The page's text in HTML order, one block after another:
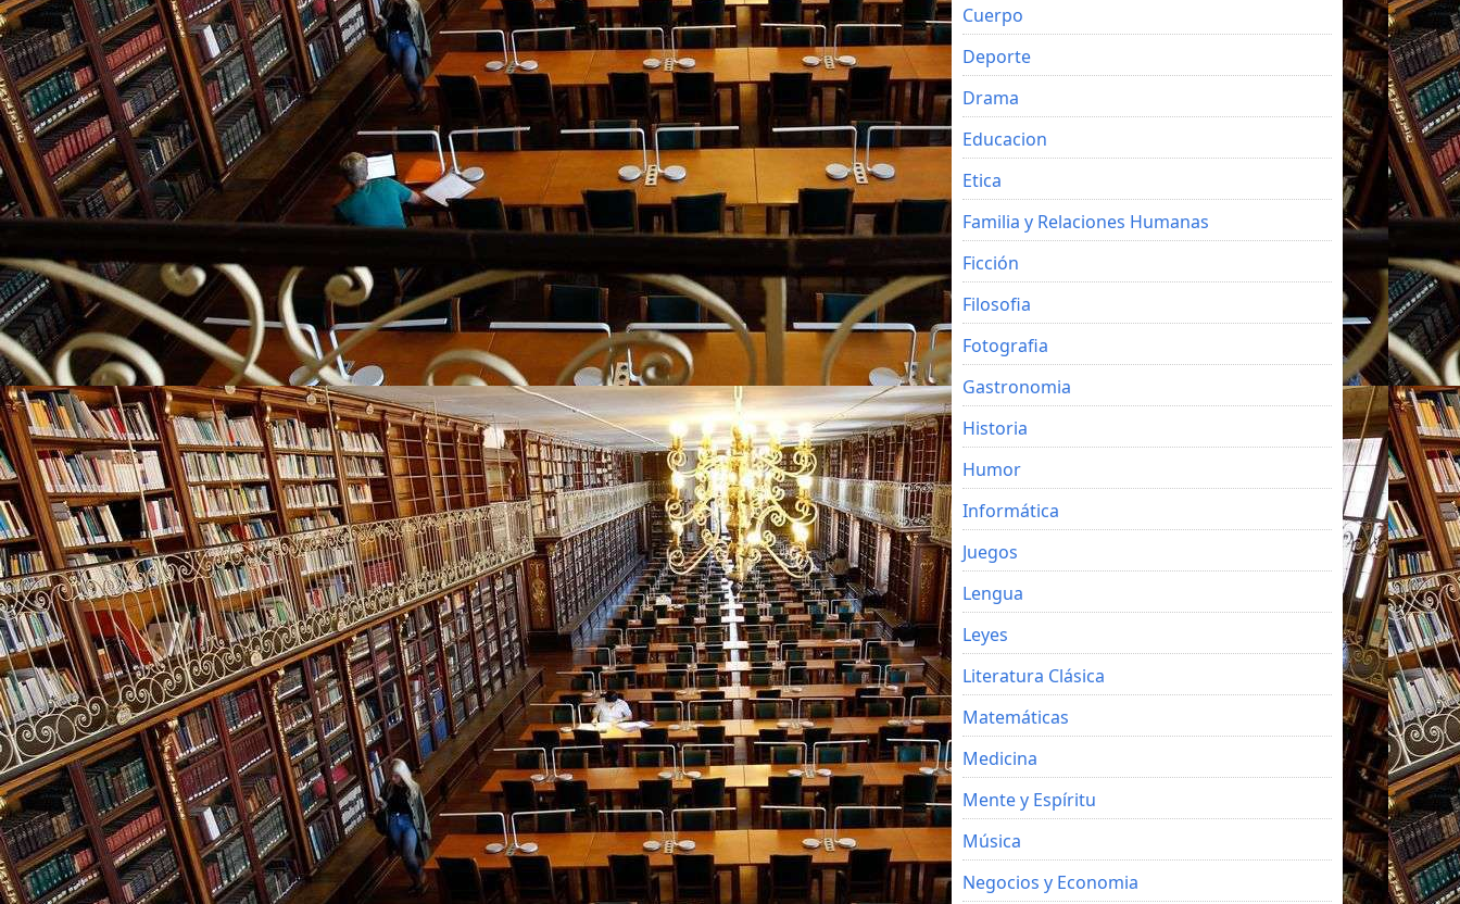
Cuerpo
Deporte
Drama
Educacion
Etica
Familia y Relaciones Humanas
Ficción
Filosofia
Fotografia
Gastronomia
Historia
Humor
Informática
Juegos
Lengua
Leyes
Literatura Clásica
Matemáticas
Medicina
Mente y Espíritu
Música
Negocios y Economia